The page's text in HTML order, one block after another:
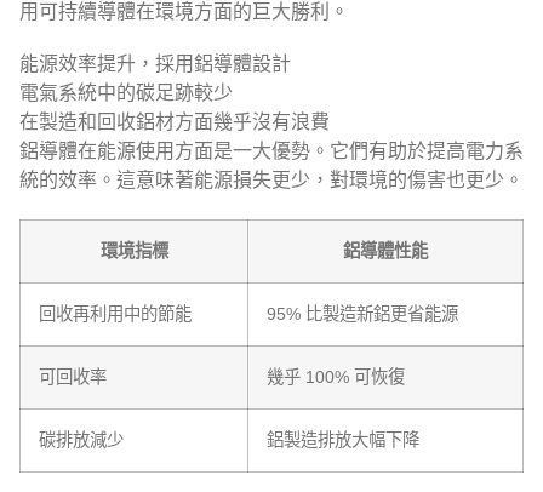
用可持續導體在環境方面的巨大勝利。
能源效率提升，採用鋁導體設計
電氣系統中的碳足跡較少
在製造和回收鋁材方面幾乎沒有浪費
鋁導體在能源使用方面是一大優勢。它們有助於提高電力系
統的效率。這意味著能源損失更少，對環境的傷害也更少。
環境指標 鋁導體性能
回收再利用中的節能 95% 比製造新鋁更省能源
可回收率 幾乎 100% 可恢復
碳排放減少 鋁製造排放大幅下降